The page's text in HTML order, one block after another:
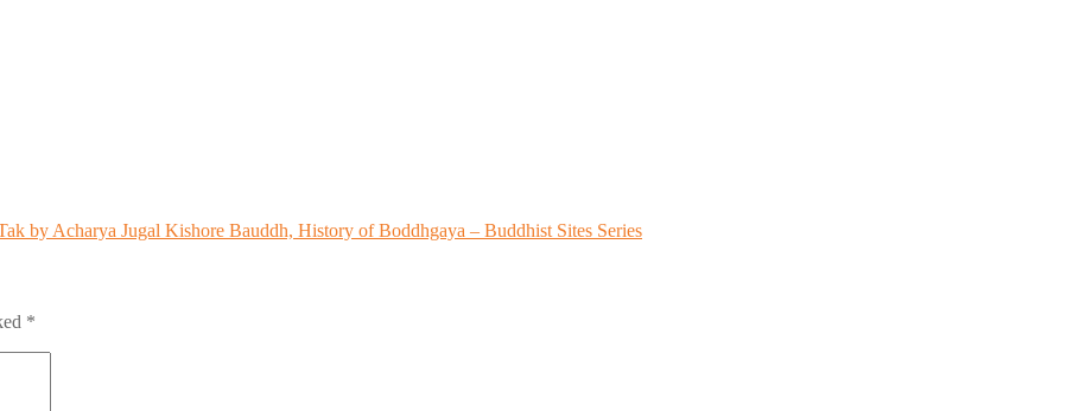
by Acharya Jugal Kishore Bauddh, History of Boddhgaya – Buddhist Sites Series
*